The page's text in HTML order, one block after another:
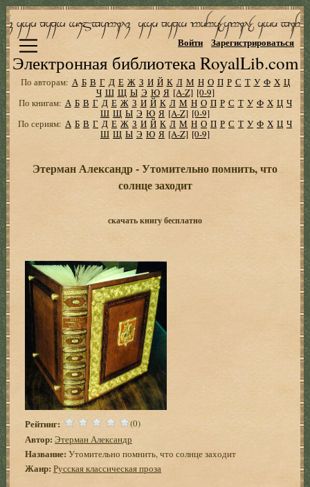
Электронная библиотека RoyalLib.com
Войти Зарегистрироваться
По авторам: А Б В Г Д Е Ж З И Й К Л М Н О П Р С Т У Ф Х Ц
Ч Ш Щ Ы Э Ю Я [A-Z] [0-9]
По книгам: А Б В Г Д Е Ж З И Й К Л М Н О П Р С Т У Ф Х Ц Ч
Ш Щ Ы Э Ю Я [A-Z] [0-9]
По сериям: А Б В Г Д Е Ж З И Й К Л М Н О П Р С Т У Ф Х Ц Ч
Ш Щ Ы Э Ю Я [A-Z] [0-9]
Этерман Александр - Утомительно помнить, что
солнце заходит
скачать книгу бесплатно
Рейтинг: (0)
Автор: Этерман Александр
Название: Утомительно помнить, что солнце заходит
Жанр: Русская классическая проза